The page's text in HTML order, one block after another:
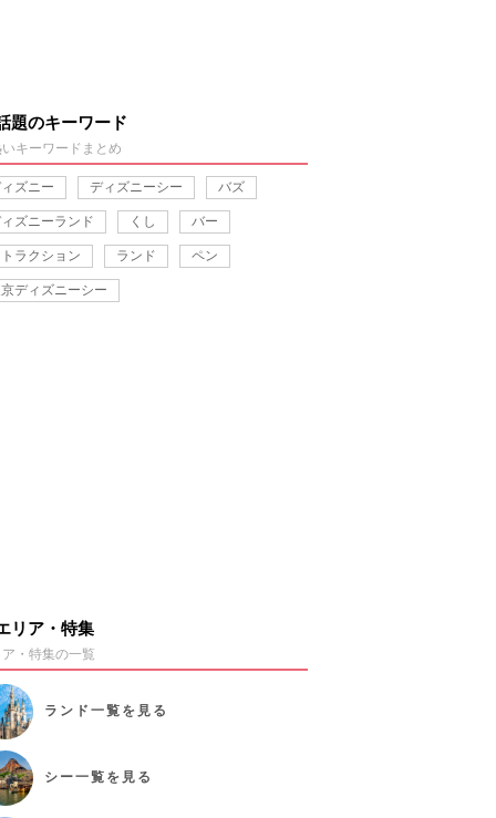
題のキーワード
キーワードまとめ
ズニー ディズニーシー バズ
ズニーランド くし バー
ラクション ランド ペン
ディズニーシー
リア・特集
・特集の一覧
ランド 一覧を見る
シー一覧を見る